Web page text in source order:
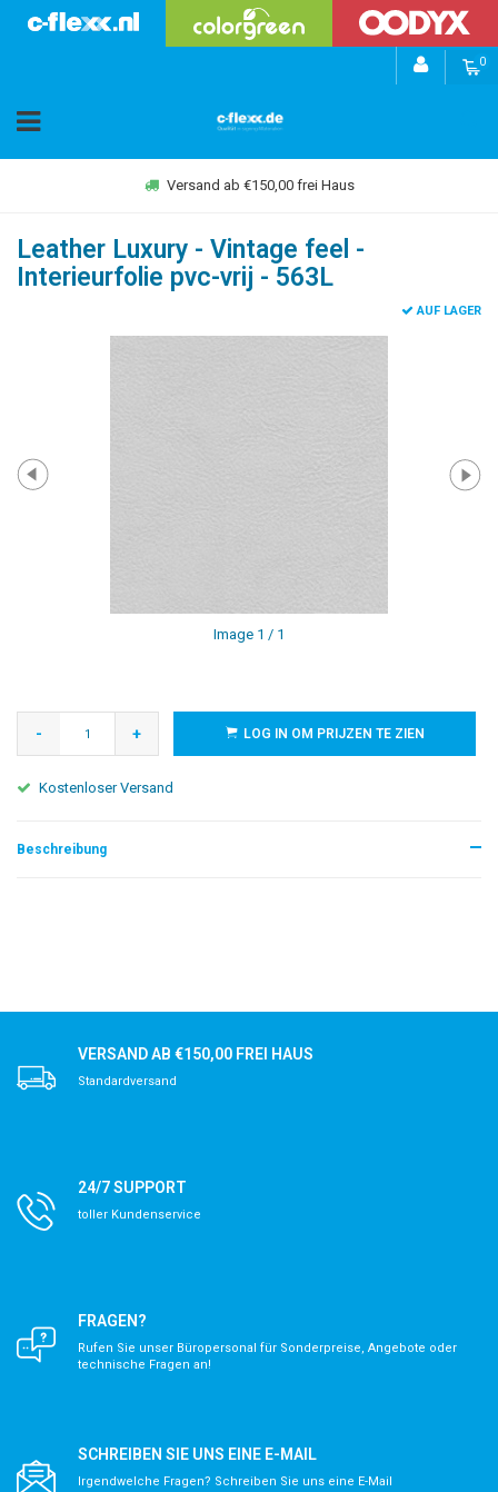
0
Versand ab €150,00 frei Haus
Leather Luxury - Vintage feel -
Interieurfolie pvc-vrij - 563L
AUF LAGER
Image 1 / 1
- + LOG IN OM PRIJZEN TE ZIEN
Kostenloser Versand
Beschreibung
VERSAND AB €150,00 FREI HAUS
Standardversand
24/7 SUPPORT
toller Kundenservice
FRAGEN?
Rufen Sie unser Büropersonal für Sonderpreise, Angebote oder
technische Fragen an!
SCHREIBEN SIE UNS EINE E-MAIL
Irgendwelche Fragen? Schreiben Sie uns eine E-Mail